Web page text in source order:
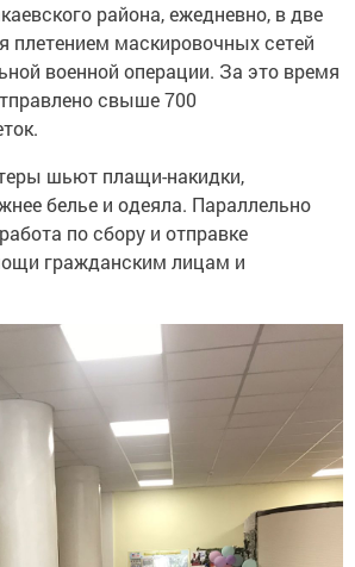
района, ежедневно, в две
плетением маскировочных сетей
военной операции. За это время
свыше 700
шьют плащи-накидки,
белье и одеяла. Параллельно
по сбору и отправке
гражданским лицам и